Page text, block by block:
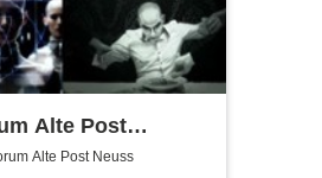
Alte Post
Respond
Alte Post Neuss